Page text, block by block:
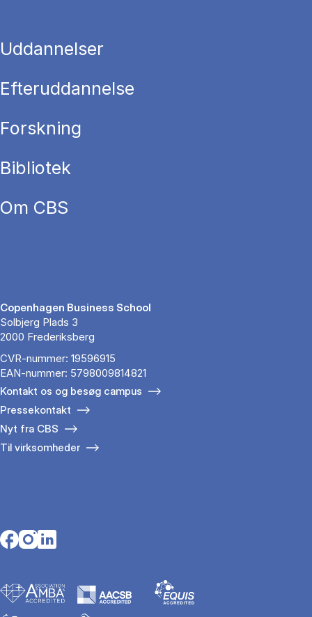
Uddannelser
Efteruddannelse
Forskning
Bibliotek
Om CBS
Copenhagen Business School
Solbjerg Plads 3
2000 Frederiksberg
CVR-nummer: 19596915
EAN-nummer: 5798009814821
Kontakt os og besøg campus
Pressekontakt
Nyt fra CBS
Til virksomheder
Opens in a new tab
Opens in a new tab
Opens in a new tab